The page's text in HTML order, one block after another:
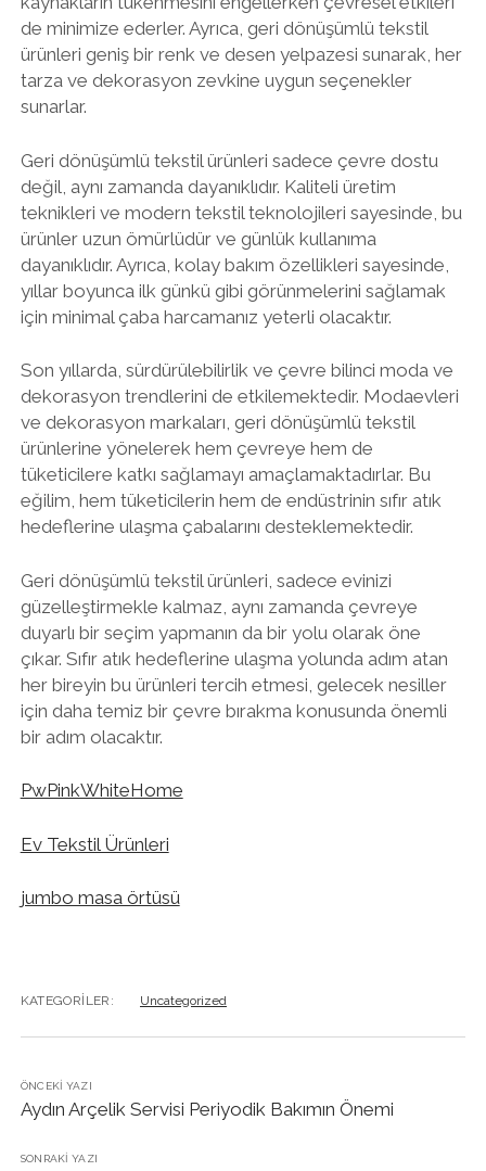
de minimize ederler. Ayrıca, geri dönüşümlü tekstil
ürünleri geniş bir renk ve desen yelpazesi sunarak, her
tarza ve dekorasyon zevkine uygun seçenekler
sunarlar.
Geri dönüşümlü tekstil ürünleri sadece çevre dostu
değil, aynı zamanda dayanıklıdır. Kaliteli üretim
teknikleri ve modern tekstil teknolojileri sayesinde, bu
ürünler uzun ömürlüdür ve günlük kullanıma
dayanıklıdır. Ayrıca, kolay bakım özellikleri sayesinde,
yıllar boyunca ilk günkü gibi görünmelerini sağlamak
için minimal çaba harcamanız yeterli olacaktır.
Son yıllarda, sürdürülebilirlik ve çevre bilinci moda ve
dekorasyon trendlerini de etkilemektedir. Modaevleri
ve dekorasyon markaları, geri dönüşümlü tekstil
ürünlerine yönelerek hem çevreye hem de
tüketicilere katkı sağlamayı amaçlamaktadırlar. Bu
eğilim, hem tüketicilerin hem de endüstrinin sıfır atık
hedeflerine ulaşma çabalarını desteklemektedir.
Geri dönüşümlü tekstil ürünleri, sadece evinizi
güzelleştirmekle kalmaz, aynı zamanda çevreye
duyarlı bir seçim yapmanın da bir yolu olarak öne
çıkar. Sıfır atık hedeflerine ulaşma yolunda adım atan
her bireyin bu ürünleri tercih etmesi, gelecek nesiller
için daha temiz bir çevre bırakma konusunda önemli
bir adım olacaktır.
PwPinkWhiteHome
Ev Tekstil Ürünleri
jumbo masa örtüsü
KATEGORILER: Uncategorized
ÖNCEKI YAZI
Aydın Arçelik Servisi Periyodik Bakımın Önemi
SONRAKI YAZI